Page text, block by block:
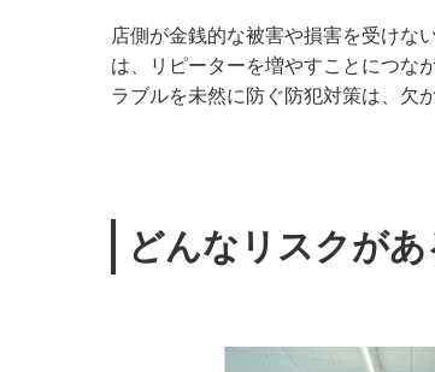
店側が金銭的な被害や損害を受けな
は、リピーターを増やすことにつな
ラブルを未然に防ぐ防犯対策は、欠
どんなリスクが